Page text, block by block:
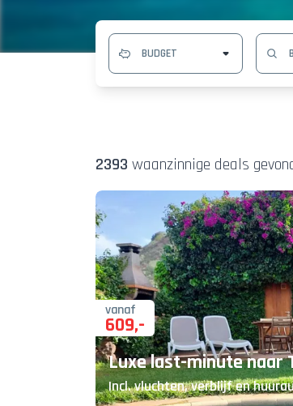
2393 waanzinnige deals
vanaf
609,-
Luxe last-minute naar
Incl. vluchten, verblijf en